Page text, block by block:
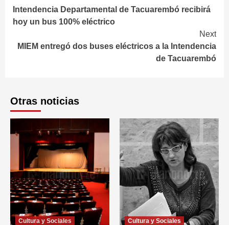
Reading
Intendencia Departamental de Tacuarembó recibirá
hoy un bus 100% eléctrico
Next
MIEM entregó dos buses eléctricos a la Intendencia
de Tacuarembó
Otras noticias
Cultura y Sociales Cultura y Sociales